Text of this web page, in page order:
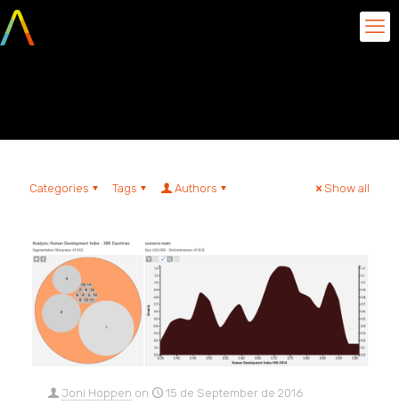
Categories Tags Authors Show all
Joni Hoppen on 15 de September de 2016